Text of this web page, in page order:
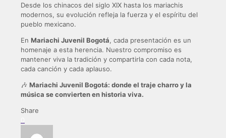
Desde los chinacos del siglo XIX hasta los mariachis
modernos, su evolución refleja la fuerza y el espíritu del
pueblo mexicano.
En Mariachi Juvenil Bogotá, cada presentación es un
homenaje a esta herencia. Nuestro compromiso es
mantener viva la tradición y compartirla con cada nota,
cada canción y cada aplauso.
🎶 Mariachi Juvenil Bogotá: donde el traje charro y la
música se convierten en historia viva.
Share